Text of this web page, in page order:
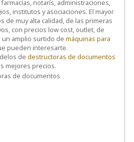
notarís, administraciones,
institutos y asociaciones. El mayor
de muy alta calidad, de las primeras
con precios low cost, outlet, de
un amplio surtido demáquinas para
pueden interesarte.
dedestructoras de documentos
mejores precios.